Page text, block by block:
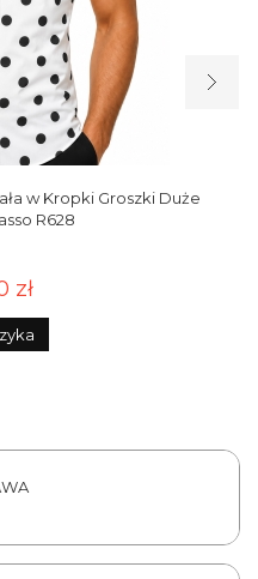
w Kropki Groszki Duże
R628
zł